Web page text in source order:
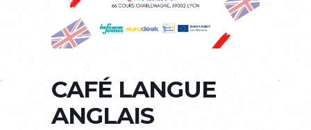
CAFÉ LANGUE
ANGLAIS